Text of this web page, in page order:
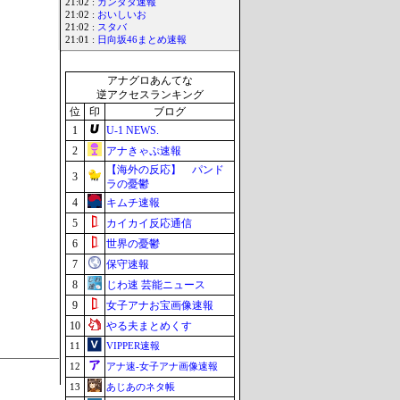
21:02 : カンダタ速報
21:02 : おいしいお
21:02 : スタバ
21:01 : 日向坂46まとめ速報
アナグロあんてな
逆アクセスランキング
位
印
ブログ
1
U-1 NEWS.
2
アナきゃぷ速報
3
【海外の反応】 パンド
ラの憂鬱
4
キムチ速報
5
カイカイ反応通信
6
世界の憂鬱
7
保守速報
8
じわ速 芸能ニュース
9
女子アナお宝画像速報
10
やる夫まとめくす
11
VIPPER速報
12
アナ速‐女子アナ画像速報
13
あじあのネタ帳